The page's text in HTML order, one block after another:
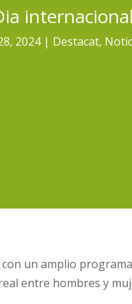
2024 Destacat,
un amplio
entre hombres y